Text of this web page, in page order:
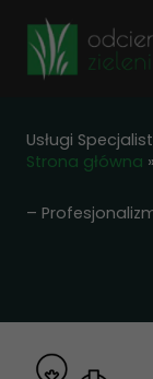
treści
Usługi
Strona główna »
–